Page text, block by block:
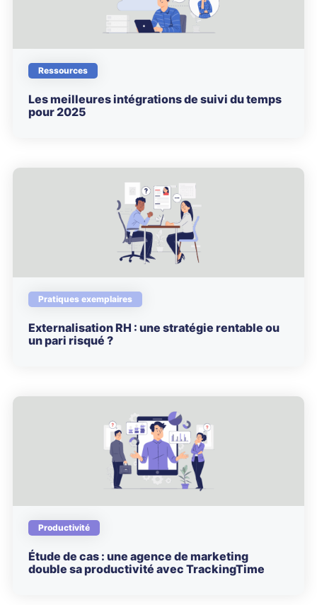
Ressources
Les meilleures intégrations de suivi du temps
pour 2025
Pratiques exemplaires
Externalisation RH : une stratégie rentable ou
un pari risqué ?
Productivité
Étude de cas : une agence de marketing
double sa productivité avec TrackingTime